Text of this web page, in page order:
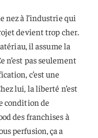
nez à l’industrie qui
devient trop cher.
il assume la
n’est pas seulement
c’est une
lui, la liberté n’est
condition de
des franchises à
perfusion, ça a